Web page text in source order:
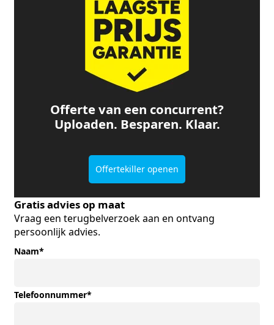
Offerte van een concurrent?
Uploaden. Besparen. Klaar.
Offertekiller openen
Gratis advies op maat
Vraag een terugbelverzoek aan en ontvang
persoonlijk advies.
Naam*
Telefoonnummer*